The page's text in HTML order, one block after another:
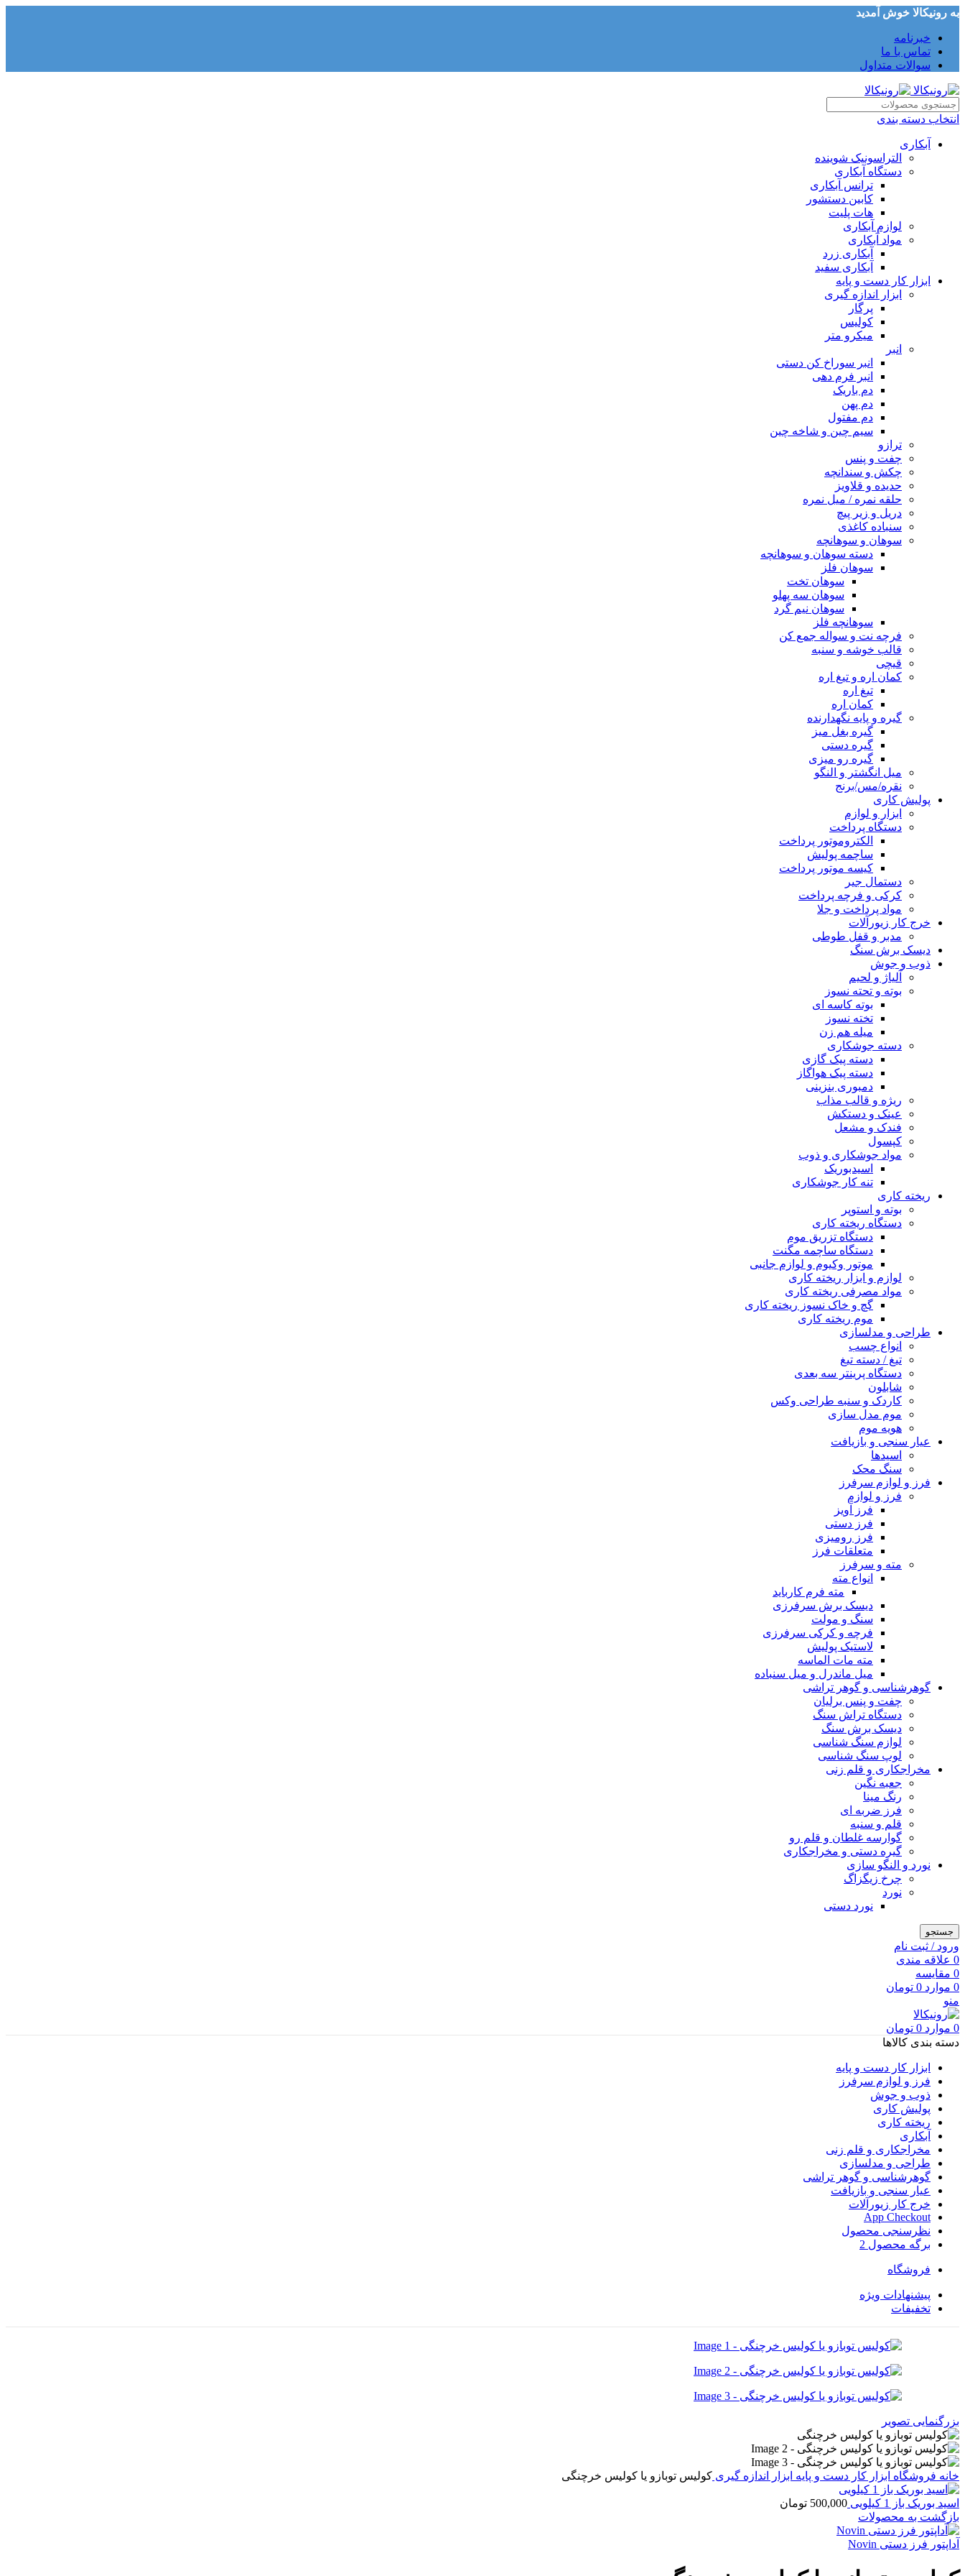
به رونیکالا خوش آمدید
خبرنامه
تماس با ما
سوالات متداول
انتخاب دسته بندی
آبکاری
التراسونیک شوینده
دستگاه آبکاری
ترانس آبکاری
کابین دستشور
هات پلیت
لوازم آبکاری
مواد آبکاری
آبکاری زرد
آبکاری سفید
ابزار کار دست و پایه
ابزار اندازه گیری
پرگار
کولیس
میکرو متر
انبر
انبر سوراخ کن دستی
انبر فرم دهی
دم باریک
دم پهن
دم مفتول
سیم چین و شاخه چین
ترازو
چفت و پنس
چکش و سندانچه
حدیده و قلاویز
حلقه نمره / میل نمره
دریل و زیر پیچ
سنباده کاغذی
سوهان و سوهانچه
دسته سوهان و سوهانچه
سوهان فلز
سوهان تخت
سوهان سه پهلو
سوهان نیم گرد
سوهانچه فلز
فرچه نت و سواله جمع کن
قالب خوشه و سنبه
قیچی
کمان اره و تیغ اره
تیغ اره
کمان اره
گیره و پایه نگهدارنده
گیره بغل میز
گیره دستی
گیره رو میزی
میل انگشتر و النگو
نقره/مس/برنج
پولیش کاری
ابزار و لوازم
دستگاه پرداخت
الکتروموتور پرداخت
ساچمه پولیش
کیسه موتور پرداخت
دستمال جیر
کرکی و فرچه پرداخت
مواد پرداخت و جلا
خرج کار زیورآلات
مدبر و قفل طوطی
دیسک برش سنگ
ذوب و جوش
آلیاژ و لحیم
بوته و تحته نسوز
بوته کاسه ای
تخته نسوز
میله هم زن
دسته جوشکاری
دسته پیک گازی
دسته پیک هواگاز
دمبوری بنزینی
ریژه و قالب مذاب
عینک و دستکش
فندک و مشعل
کپسول
مواد جوشکاری و ذوب
اسیدبوریک
تنه کار جوشکاری
ریخته کاری
بوته و استوپر
دستگاه ریخته کاری
دستگاه تزریق موم
دستگاه ساچمه مگنت
موتور وکیوم و لوازم جانبی
لوازم و ابزار ریخته کاری
مواد مصرفی ریخته کاری
گچ و خاک نسوز ریخته کاری
موم ریخته کاری
طراحی و مدلسازی
انواع چسب
تیغ / دسته تیغ
دستگاه پرینتر سه بعدی
شابلون
کاردک و سنبه طراحی وکس
موم مدل سازی
هویه موم
عیار سنجی و بازیافت
اسیدها
سنگ محک
فرز و لوازم سرفرز
فرز و لوازم
فرز آویز
فرز دستی
فرز رومیزی
متعلقات فرز
مته و سرفرز
انواع مته
مته فرم کارباید
دیسک برش سرفرزی
سنگ و مولت
فرچه و کرکی سرفرزی
لاستیک پولیش
مته مات الماسه
میل ماندرل و میل سنباده
گوهرشناسی و گوهر تراشی
چفت و پنس برلیان
دستگاه تراش سنگ
دیسک برش سنگ
لوازم سنگ شناسی
لوپ سنگ شناسی
مخراجکاری و قلم زنی
جعبه نگین
رنگ مینا
فرز ضربه ای
قلم و سنبه
گوارسه غلطان و قلم رو
گیره دستی و مخراجکاری
نورد و النگو سازی
چرخ زیگزاگ
نورد
نورد دستی
جستجو
ورود / ثبت نام
0 علاقه مندی
0 مقایسه
0 موارد 0 تومان
منو
0 موارد 0 تومان
دسته بندی کالاها
ابزار کار دست و پایه
فرز و لوازم سرفرز
ذوب و جوش
پولیش کاری
ریخته کاری
آبکاری
مخراجکاری و قلم زنی
طراحی و مدلسازی
گوهرشناسی و گوهر تراشی
عیار سنجی و بازیافت
خرج کار زیورآلات
App Checkout
نظرسنجی محصول
برگه محصول 2
فروشگاه
پیشنهادات ویژه
تخفیفات
بزرگنمایی تصویر
خانه فروشگاه ابزار کار دست و پایه ابزار اندازه گیری کولیس توبازو یا کولیس خرچنگی
اسید بوریک باز 1 کیلویی 500,000 تومان
بازگشت به محصولات
آداپتور فرز دستی Novin